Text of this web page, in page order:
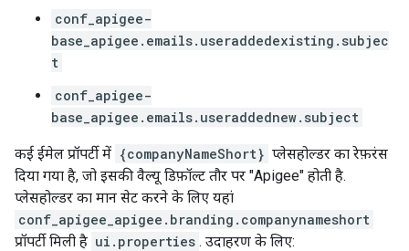
conf_apigee-
base_apigee.emails.useraddedexisting.subjec
t
conf_apigee-
base_apigee.emails.useraddednew.subject
कई ईमेल प्रॉपर्टी में {companyNameShort} प्लेसहोल्डर का रेफ़रंस
दिया गया है, जो इसकी वैल्यू डिफ़ॉल्ट तौर पर "Apigee" होती है.
प्लेसहोल्डर का मान सेट करने के लिए यहां
conf_apigee_apigee.branding.companynameshort
प्रॉपर्टी मिली है ui.properties . उदाहरण के लिए: